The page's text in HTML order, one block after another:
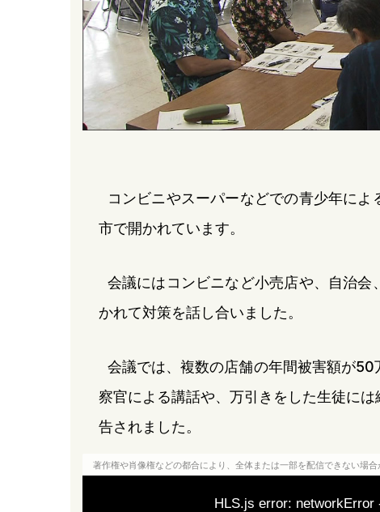
コンビニやスーパーなどでの青少年に
市で開かれています。
会議にはコンビニなど小売店や、自治
かれて対策を話し合いました。
会議では、複数の店舗の年間被害額が
察官による講話や、万引きをした生徒に
告されました。
著作権や肖像権などの都合により、全体または一部を配信できない場合
HLS.js error: